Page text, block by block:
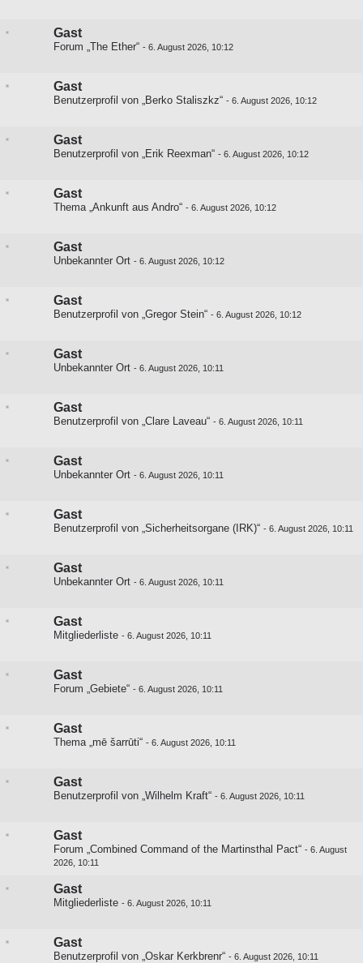
Gast
Forum „The Ether“ - 6. August 2026, 10:12
Gast
Benutzerprofil von „Berko Staliszkz“ - 6. August 2026, 10:12
Gast
Benutzerprofil von „Erik Reexman“ - 6. August 2026, 10:12
Gast
Thema „Ankunft aus Andro“ - 6. August 2026, 10:12
Gast
Unbekannter Ort - 6. August 2026, 10:12
Gast
Benutzerprofil von „Gregor Stein“ - 6. August 2026, 10:12
Gast
Unbekannter Ort - 6. August 2026, 10:11
Gast
Benutzerprofil von „Clare Laveau“ - 6. August 2026, 10:11
Gast
Unbekannter Ort - 6. August 2026, 10:11
Gast
Benutzerprofil von „Sicherheitsorgane (IRK)“ - 6. August 2026, 10:11
Gast
Unbekannter Ort - 6. August 2026, 10:11
Gast
Mitgliederliste - 6. August 2026, 10:11
Gast
Forum „Gebiete“ - 6. August 2026, 10:11
Gast
Thema „mē šarrūti“ - 6. August 2026, 10:11
Gast
Benutzerprofil von „Wilhelm Kraft“ - 6. August 2026, 10:11
Gast
Forum „Combined Command of the Martinsthal Pact“ - 6. August
2026, 10:11
Gast
Mitgliederliste - 6. August 2026, 10:11
Gast
Benutzerprofil von „Oskar Kerkbrenr“ - 6. August 2026, 10:11